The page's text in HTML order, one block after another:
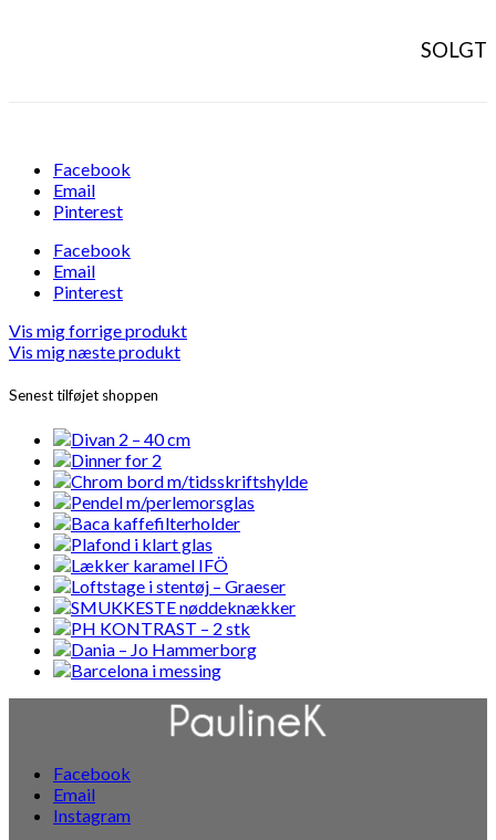
SOLGT
Facebook
Email
Pinterest
Facebook
Email
Pinterest
Vis mig forrige produkt
Vis mig næste produkt
Senest tilføjet shoppen
Facebook
Email
Instagram